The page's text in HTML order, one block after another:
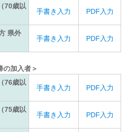
70歳以
手書き入力 PDF入力
県外
手書き入力 PDF入力
の加入者＞
76歳以
手書き入力 PDF入力
75歳以
手書き入力 PDF入力